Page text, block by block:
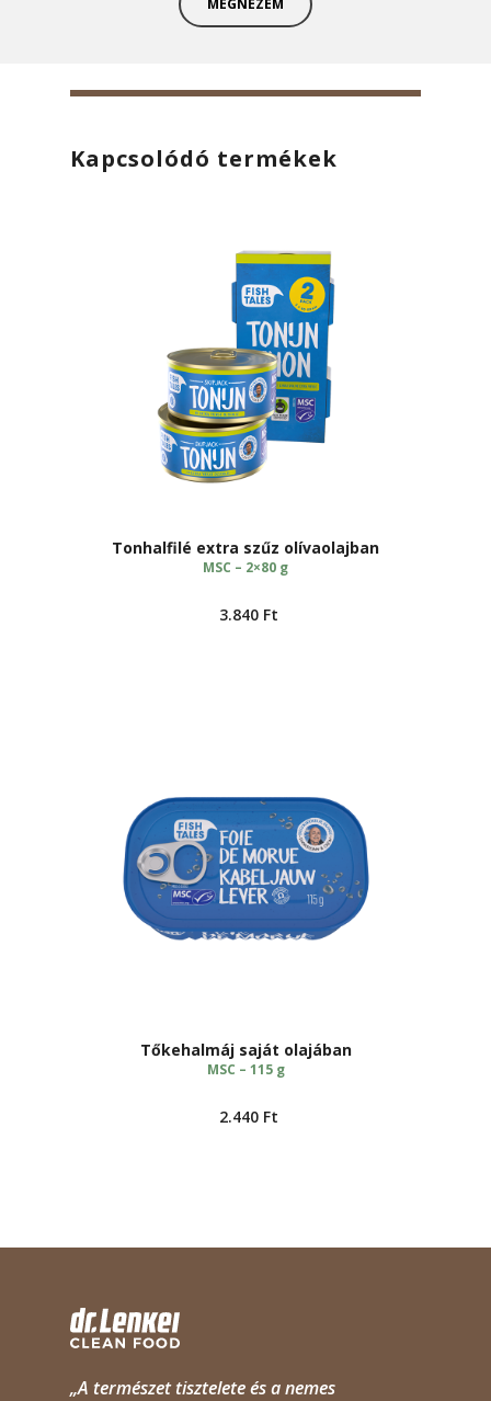
MEGNÉZEM
Kapcsolódó termékek
Tonhalfilé extra szűz olívaolajban
MSC – 2×80 g
3.840 Ft
Tőkehalmáj saját olajában
MSC – 115 g
2.440 Ft
„A természet tisztelete és a nemes